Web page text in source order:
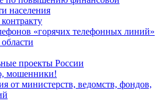
населения
«горячих телефонных линий»
проекты России
мошенники!
от министерств, ведомств, фондов,